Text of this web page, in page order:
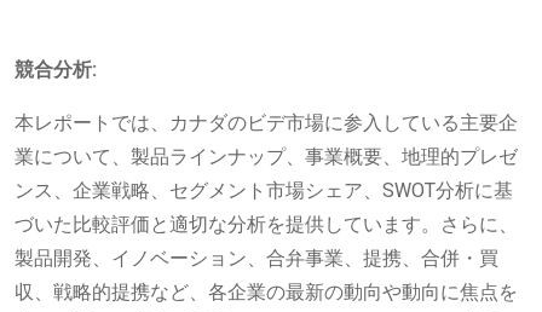
競合分析:
本レポートでは、カナダのビデ市場に参入している主要企
業について、製品ラインナップ、事業概要、地理的プレゼ
ンス、企業戦略、セグメント市場シェア、SWOT分析に基
づいた比較評価と適切な分析を提供しています。さらに、
製品開発、イノベーション、合弁事業、提携、合併・買
収、戦略的提携など、各企業の最新の動向や動向に焦点を